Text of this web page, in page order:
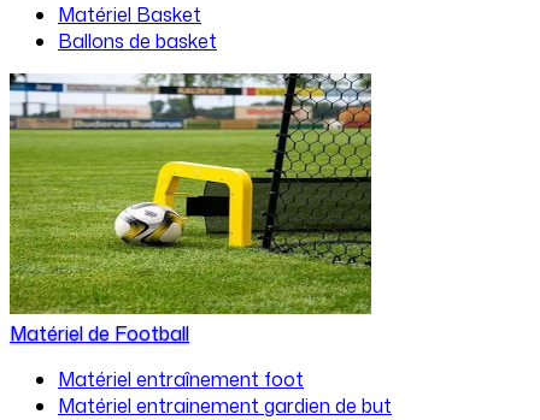
Matériel Basket
Ballons de basket
Matériel de Football
Matériel entraînement foot
Matériel entrainement gardien de but